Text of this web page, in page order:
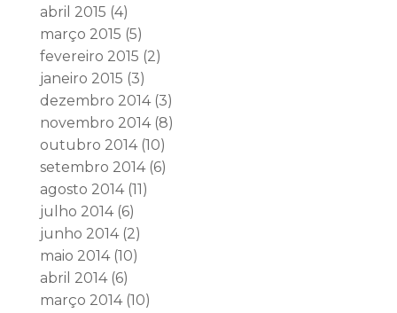
abril 2015 (4)
março 2015 (5)
fevereiro 2015 (2)
janeiro 2015 (3)
dezembro 2014(3)
novembro 2014(8)
outubro 2014(10)
setembro 2014(6)
agosto 2014(11)
julho 2014(6)
junho 2014(2)
maio 2014(10)
abril 2014(6)
março 2014(10)